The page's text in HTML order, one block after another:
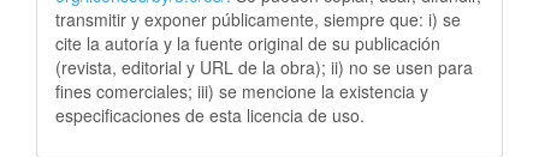
transmitir y exponer públicamente, siempre que: i) se
cite la autoría y la fuente original de su publicación
(revista, editorial y URL de la obra); ii) no se usen para
fines comerciales; iii) se mencione la existencia y
especificaciones de esta licencia de uso.